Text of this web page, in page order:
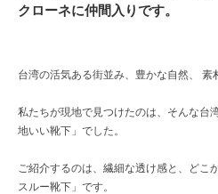
クローネに仲間入りです。
台湾の活気ある街並み、豊かな自然、 素
私たちが現地で見つけたのは、そんな台
地いい靴下」でした。
ご紹介するのは、繊細な透け感と、どこ
スルー靴下」です。